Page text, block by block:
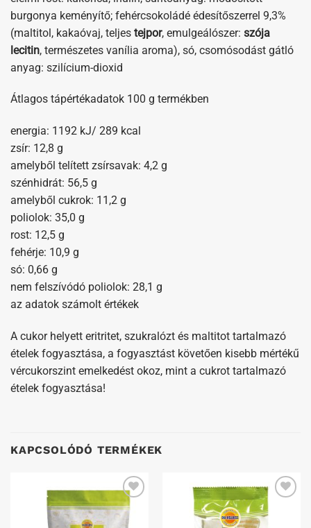
burgonya keményítő; fehércsokoládé édesítőszerrel 9,3%
(maltitol, kakaóvaj, teljes tejpor, emulgeálószer: szója
lecitin, természetes vanília aroma), só, csomósodást gátló
anyag: szilícium-dioxid
Átlagos tápértékadatok 100 g termékben
energia: 1192 kJ/ 289 kcal
zsír: 12,8 g
amelyből telített zsírsavak: 4,2 g
szénhidrát: 56,5 g
amelyből cukrok: 11,2 g
poliolok: 35,0 g
rost: 12,5 g
fehérje: 10,9 g
só: 0,66 g
nem felszívódó poliolok: 28,1 g
az adatok számolt értékek
A cukor helyett eritritet, szukralózt és maltitot tartalmazó
ételek fogyasztása, a fogyasztást követően kisebb mértékű
vércukorszint emelkedést okoz, mint a cukrot tartalmazó
ételek fogyasztása!
KAPCSOLÓDÓ TERMÉKEK
Kedvenceimhez Kedvenceimhez